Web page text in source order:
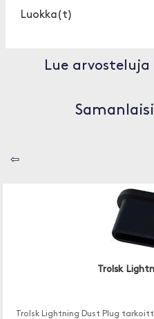
Luokka(t)
Lue
⇦
Trolsk
Trolsk Lightning Dust Plug